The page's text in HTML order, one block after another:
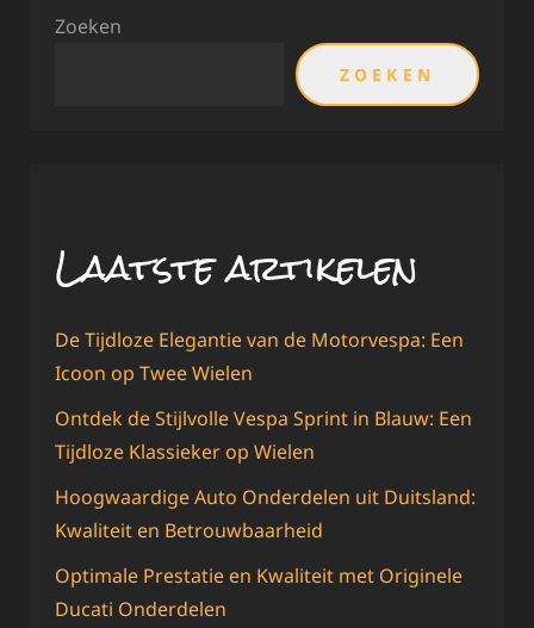
Zoeken
ZOEKEN
Laatste artikelen
De Tijdloze Elegantie van de Motorvespa: Een
Icoon op Twee Wielen
Ontdek de Stijlvolle Vespa Sprint in Blauw: Een
Tijdloze Klassieker op Wielen
Hoogwaardige Auto Onderdelen uit Duitsland:
Kwaliteit en Betrouwbaarheid
Optimale Prestatie en Kwaliteit met Originele
Ducati Onderdelen